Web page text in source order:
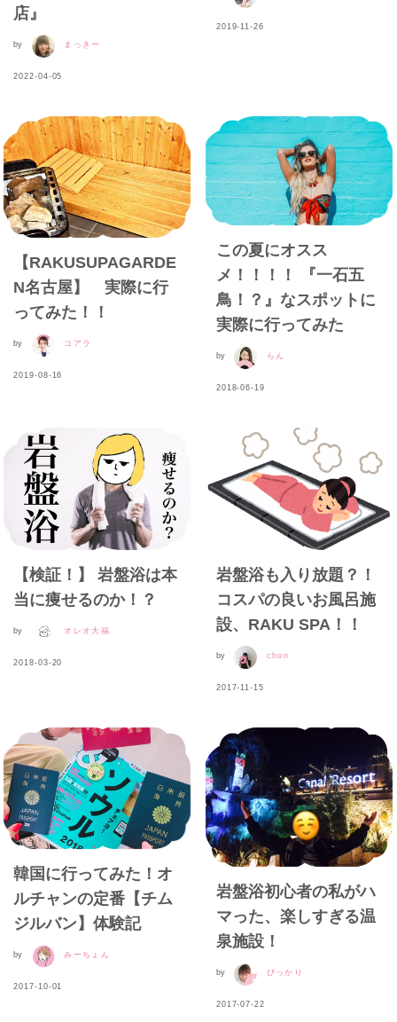
店』
by まっきー
2022-04-05
2019-11-26
【RAKUSUPAGARDE
N名古屋】 実際に行
ってみた！！
by コアラ
2019-08-16
この夏にオスス
メ！！！！ 『一石五
鳥！？』なスポットに
実際に行ってみた
by らん
2018-06-19
【検証！】 岩盤浴は本
当に痩せるのか！？
by オレオ大福
2018-03-20
岩盤浴も入り放題？！
コスパの良いお風呂施
設、RAKU SPA！！
by chon
2017-11-15
韓国に行ってみた！オ
ルチャンの定番【チム
ジルバン】体験記
by みーちょん
2017-10-01
岩盤浴初心者の私がハ
マった、楽しすぎる温
泉施設！
by ぴっかり
2017-07-22